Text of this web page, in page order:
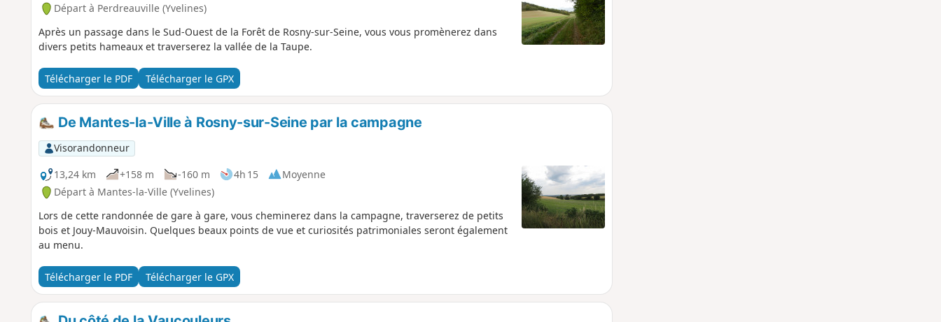
Départ à Perdreauville (Yvelines)
Après un passage dans le Sud-Ouest de la Forêt de Rosny-sur-Seine, vous vous promènerez dans
divers petits hameaux et traverserez la vallée de la Taupe.
Télécharger le PDF Télécharger le GPX
De Mantes-la-Ville à Rosny-sur-Seine par la campagne
Visorandonneur
13,24 km
+158 m -160 m 4h 15
Moyenne
Départ à Mantes-la-Ville (Yvelines)
Lors de cette randonnée de gare à gare, vous cheminerez dans la campagne, traverserez de petits
bois et Jouy-Mauvoisin. Quelques beaux points de vue et curiosités patrimoniales seront également
au menu.
Télécharger le PDF Télécharger le GPX